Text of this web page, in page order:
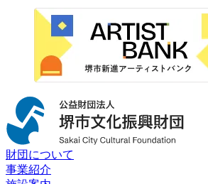
財団について
事業紹介